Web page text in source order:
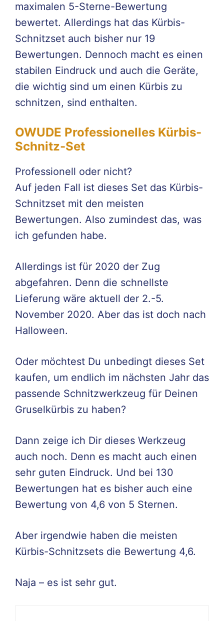
maximalen 5-Sterne-Bewertung
bewertet. Allerdings hat das Kürbis-
Schnitzset auch bisher nur 19
Bewertungen. Dennoch macht es einen
stabilen Eindruck und auch die Geräte,
die wichtig sind um einen Kürbis zu
schnitzen, sind enthalten.
OWUDE Professionelles Kürbis-
Schnitz-Set
Professionell oder nicht?
Auf jeden Fall ist dieses Set das Kürbis-
Schnitzset mit den meisten
Bewertungen. Also zumindest das, was
ich gefunden habe.
Allerdings ist für 2020 der Zug
abgefahren. Denn die schnellste
Lieferung wäre aktuell der 2.-5.
November 2020. Aber das ist doch nach
Halloween.
Oder möchtest Du unbedingt dieses Set
kaufen, um endlich im nächsten Jahr das
passende Schnitzwerkzeug für Deinen
Gruselkürbis zu haben?
Dann zeige ich Dir dieses Werkzeug
auch noch. Denn es macht auch einen
sehr guten Eindruck. Und bei 130
Bewertungen hat es bisher auch eine
Bewertung von 4,6 von 5 Sternen.
Aber irgendwie haben die meisten
Kürbis-Schnitzsets die Bewertung 4,6.
Naja – es ist sehr gut.